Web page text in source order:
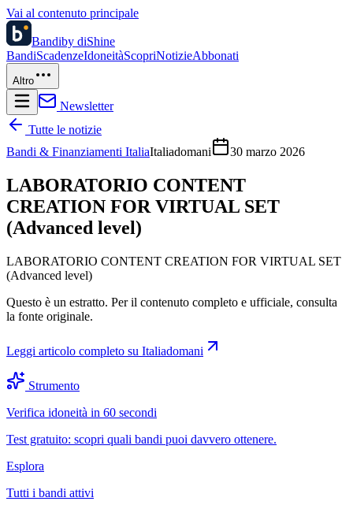
Vai al contenuto principale
Bandiby diShine
BandiScadenzeIdoneitàScopriNotizieAbbonati
Altro
Newsletter
Tutte le notizie
Bandi & Finanziamenti ItaliaItaliadomani 30 marzo 2026
LABORATORIO CONTENT
CREATION FOR VIRTUAL SET
(Advanced level)
LABORATORIO CONTENT CREATION FOR VIRTUAL SET
(Advanced level)
Questo è un estratto. Per il contenuto completo e ufficiale, consulta
la fonte originale.
Leggi articolo completo su Italiadomani
Strumento
Verifica idoneità in 60 secondi
Test gratuito: scopri quali bandi puoi davvero ottenere.
Esplora
Tutti i bandi attivi